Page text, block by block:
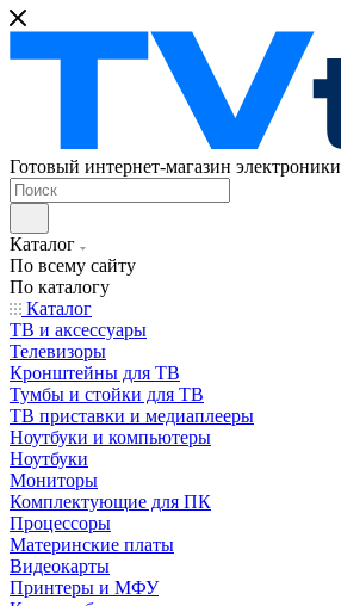
Готовый интернет-магазин электроники
Каталог
По всему сайту
По каталогу
Каталог
ТВ и аксессуары
Телевизоры
Кронштейны для ТВ
Тумбы и стойки для ТВ
ТВ приставки и медиаплееры
Ноутбуки и компьютеры
Ноутбуки
Мониторы
Комплектующие для ПК
Процессоры
Материнские платы
Видеокарты
Принтеры и МФУ